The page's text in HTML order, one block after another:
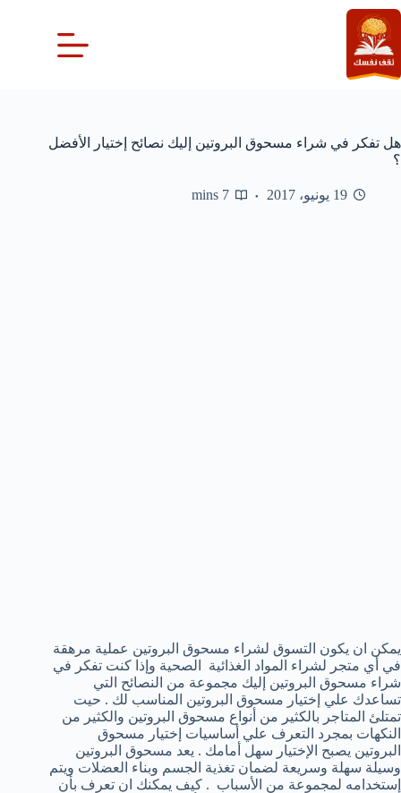
التجاوز
إلى
المحتوى
هل تفكر في شراء مسحوق البروتين إليك نصائح إختيار الأفضل
؟
19 يونيو، 2017 7 mins
يمكن ان يكون التسوق لشراء مسحوق البروتين عملية مرهقة
في أي متجر لشراء المواد الغذائية الصحية وإذا كنت تفكر في
شراء مسحوق البروتين إليك مجموعة من النصائح التي
تساعدك علي إختيار مسحوق البروتين المناسب لك . حيت
تمتلئ المتاجر بالكثير من أنواع مسحوق البروتين والكثير من
النكهات بمجرد التعرف علي أساسيات إختيار مسحوق
البروتين يصبح الإختيار سهل أمامك . يعد مسحوق البروتين
وسيلة سهلة وسريعة لضمان تغذية الجسم وبناء العضلات ويتم
إستخدامه لمجموعة من الأسباب . كيف يمكنك ان تعرف بأن